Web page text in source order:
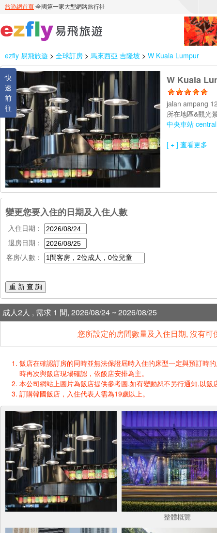
ezfly 易飛旅遊 > 全球訂房 > 馬來西亞 吉隆坡 > W Kuala Lumpur
快
速
前
往
W Kuala
jalan ampang
所在地區&觀光
中央車站
[ + ] 查看更多
變更您要入住的日期及入住人數
入住日期：
退房日期：
客房/人數：
重 新 查 詢
成人2人 , 需求 1 間, 2026/08/24 ~ 2026/08/25
您所設定的房間數量及入住日期, 沒有
飯店在確認訂房的同時並無法保證屆時入住的床型一定與預訂時
時再次與飯店現場確認，依飯店安排為主。
本公司網站上圖片為飯店提供參考圖,如有變動恕不另行通知,以飯
訂購韓國飯店，入住代表人需為19歲以上。
整體概覽